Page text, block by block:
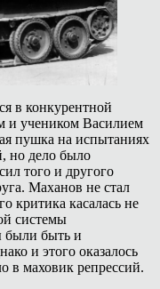
в конкурентной
и учеником Василием
пушка на испытаниях
но дело было
того и другого
Маханов не стал
критика касалась не
системы
были быть и
и этого оказалось
в маховик репрессий.